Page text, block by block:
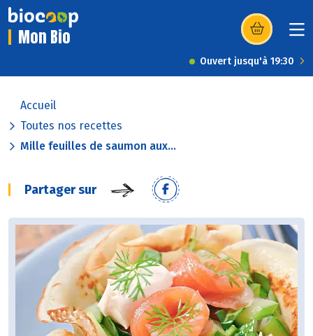
Mon Bio (s’ouvre dans
Ouvert jusqu'à 19:30
Accueil
Toutes nos recettes
Mille feuilles de saumon aux...
Partager sur